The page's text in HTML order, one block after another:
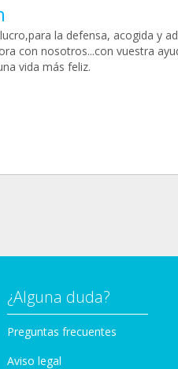
la defensa, acogida y
con nosotros...con vuestra
vida más feliz.
¿Alguna duda?
Preguntas frecuentes
Aviso legal